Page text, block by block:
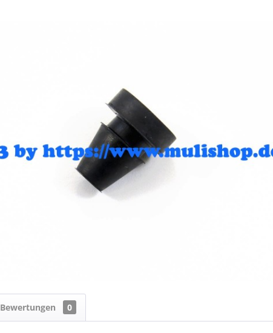
Bewertungen 0